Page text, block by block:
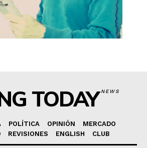
TODAYNEWS
POLÍTICA OPINIÓN
MERCADO
REVISIONES ENGLISH CLUB